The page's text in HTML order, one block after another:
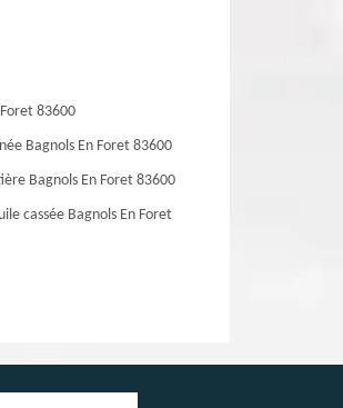
83600
Bagnols En Foret 83600
Bagnols En Foret 83600
cassée Bagnols En Foret